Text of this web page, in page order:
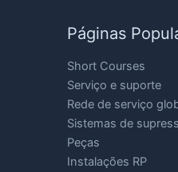
Páginas
Short Courses
Serviço e suporte
Rede de serviço
Sistemas de
Peças
Instalações RP